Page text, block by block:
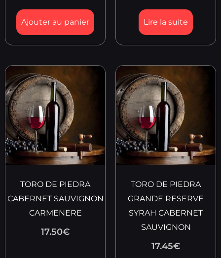
Ajouter au panier Lire la suite
TORO DE PIEDRA
CABERNET SAUVIGNON
CARMENERE
17.50€
TORO DE PIEDRA
GRANDE RESERVE
SYRAH CABERNET
SAUVIGNON
17.45€